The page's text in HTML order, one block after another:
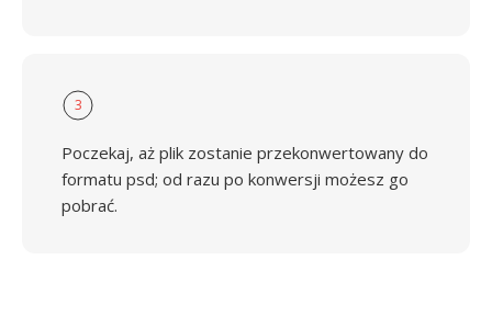
3
Poczekaj, aż plik zostanie przekonwertowany do
formatu psd; od razu po konwersji możesz go
pobrać.